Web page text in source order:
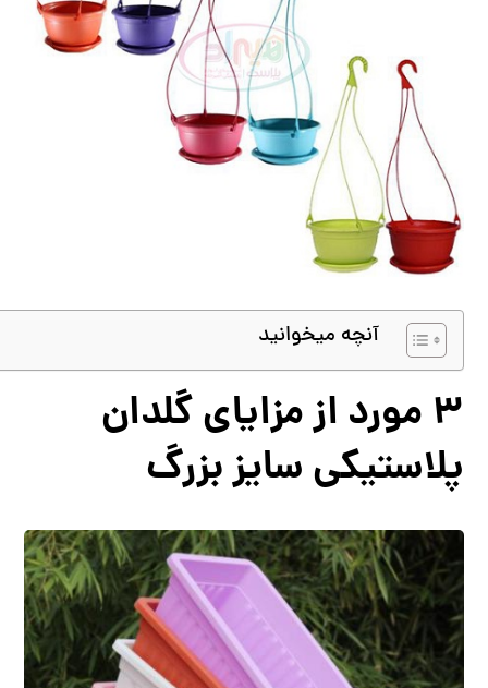
آنچه میخوانید
3 مورد از مزایای گلدان
پلاستیکی سایز بزرگ